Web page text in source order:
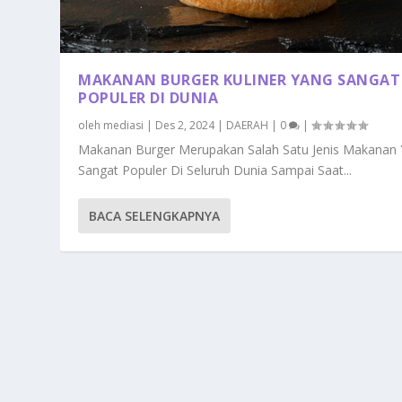
MAKANAN BURGER KULINER YANG SANGAT
POPULER DI DUNIA
oleh mediasi | Des 2, 2024| DAERAH | 0 |
Makanan Burger Merupakan Salah Satu Jenis Makanan
Sangat Populer Di Seluruh Dunia Sampai Saat...
BACA SELENGKAPNYA